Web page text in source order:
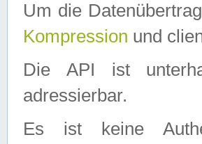
Um die
Kompression und
Die API ist
adressierbar.
Es ist keine